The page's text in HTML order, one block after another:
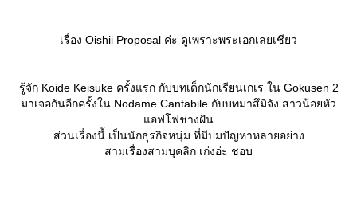
เรื่อง Oishii Proposal ค่ะ ดูเพราะพระเอกเลยเชียว
รู้จัก Koide Keisuke ครั้งแรก กับบทเด็กนักเรียนเกเร ใน Gokusen 2
มาเจอกันอีกครั้งใน Nodame Cantabile กับบทมาสึมิจัง สาวน้อยหัว
อฟโฟช่างฝัน
ส่วนเรื่องนี้ เป็นนักธุรกิจหนุ่ม ที่มีปมปัญหาหลายอย่าง
สามเรื่องสามบุคลิก เก่งอ่ะ ชอบ